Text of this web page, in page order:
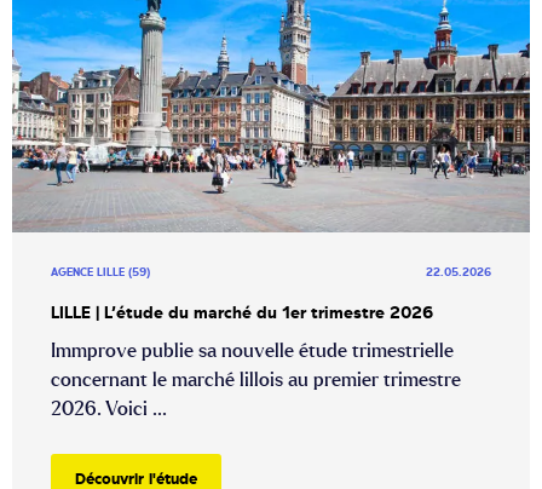
AGENCE LILLE (59) 22.05.2026
LILLE | L’étude du marché du 1er trimestre 2026
Immprove publie sa nouvelle étude trimestrielle
concernant le marché lillois au premier trimestre
2026. Voici ...
Découvrir l'étude